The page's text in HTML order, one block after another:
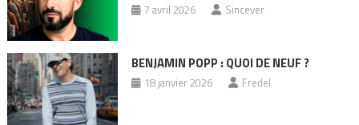
7 avril 2026 Sincever
BENJAMIN POPP : QUOI DE NEUF ?
18 janvier 2026 Fredel